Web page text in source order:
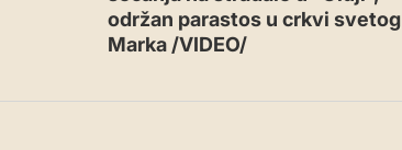
održan parastos u crkvi svetog
Marka /VIDEO/